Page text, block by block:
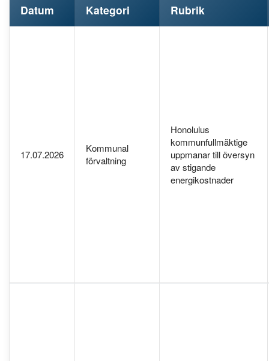
Datum Kategori Rubrik
17.07.2026
Kommunal
förvaltning
Honolulus
kommunfullmäktige
uppmanar till översyn
av stigande
energikostnader